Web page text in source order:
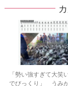
「勢い強すぎて大笑
でびっくり」 うみ